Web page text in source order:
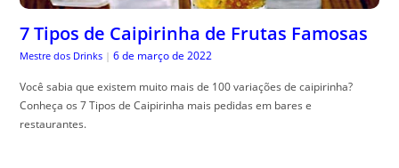
7 Tipos de Caipirinha de Frutas Famosas
Mestre dos Drinks | 6 de março de 2022
Você sabia que existem muito mais de 100 variações de caipirinha?
Conheça os 7 Tipos de Caipirinha mais pedidas em bares e
restaurantes.